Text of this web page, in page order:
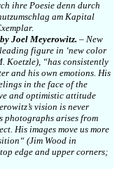
ihre Poesie denn durch
am Kapital
Joel Meyerowitz. – New
figure in ‘new color
Koetzle), “has consistently
and his own emotions. His
in the face of the
and optimistic attitude
vision is never
photographs arises from
His images move us more
(Jim Wood in
edge and upper corners;